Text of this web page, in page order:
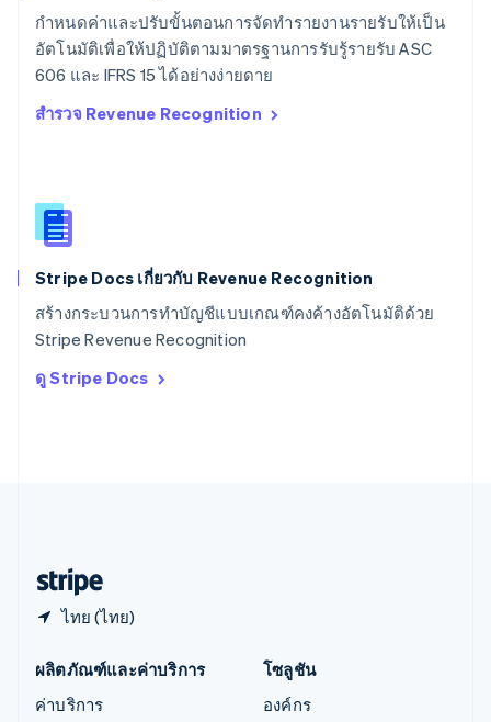
กำหนดค่าและปรับขั้นตอนการจัดทำรายงานรายรับให้เป็น
อัตโนมัติเพื่อให้ปฏิบัติตามมาตรฐานการรับรู้รายรับ ASC
606 และ IFRS 15 ได้อย่างง่ายดาย
สำรวจ Revenue Recognition
Stripe Docs เกี่ยวกับ Revenue Recognition
สร้างกระบวนการทำบัญชีแบบเกณฑ์คงค้างอัตโนมัติด้วย
Stripe Revenue Recognition
ดู Stripe Docs
ไทย (ไทย)
SvenskaEnglish
สหรัฐอเมริกา
EnglishEspañol简体中文
English
English
สิงคโปร์
ออสเตรเลีย
ออสเตรีย
DeutschEnglish
ItalianoEnglish
ผลิตภัณฑ์และค่าบริการ
ค่าบริการ
โซลูชัน
องค์กร